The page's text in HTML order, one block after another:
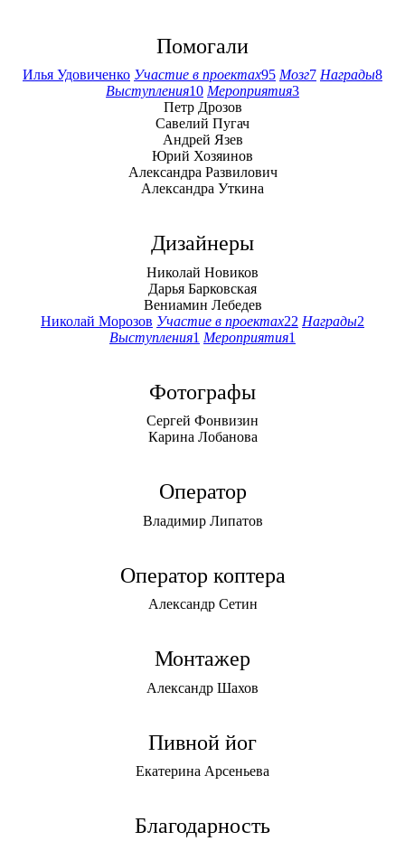
Помогали
Илья Удовиченко Участие в проектах95 Мозг7 Награды8
Выступления10 Мероприятия3
Петр Дрозов
Савелий Пугач
Андрей Язев
Юрий Хозяинов
Александра Развилович
Александра Уткина
Дизайнеры
Николай Новиков
Дарья Барковская
Вениамин Лебедев
Николай Морозов Участие в проектах22 Награды2
Выступления1 Мероприятия1
Фотографы
Сергей Фонвизин
Карина Лобанова
Оператор
Владимир Липатов
Оператор коптера
Александр Сетин
Монтажер
Александр Шахов
Пивной йог
Екатерина Арсеньева
Благодарность